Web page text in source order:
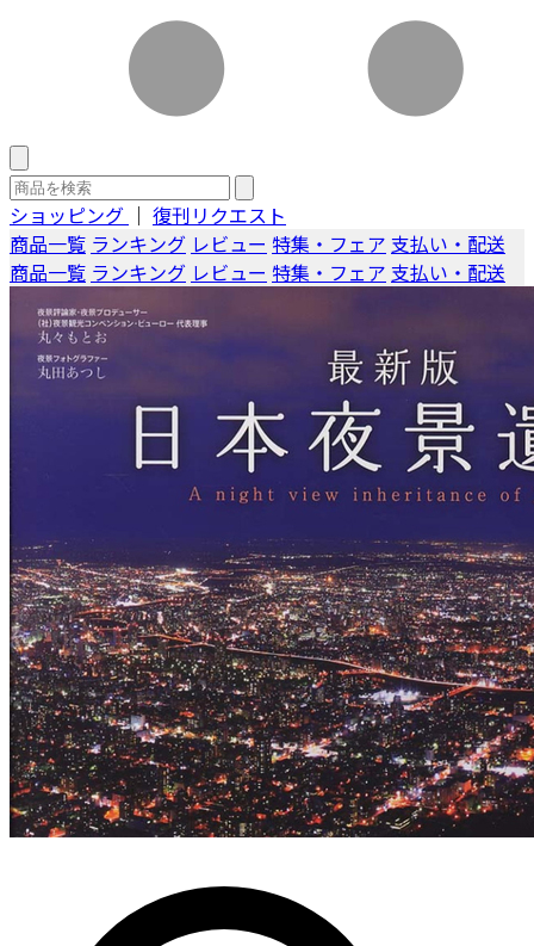
ショッピング ｜ 復刊リクエスト
商品一覧 ランキング レビュー 特集・フェア 支払い・配送
商品一覧 ランキング レビュー 特集・フェア 支払い・配送